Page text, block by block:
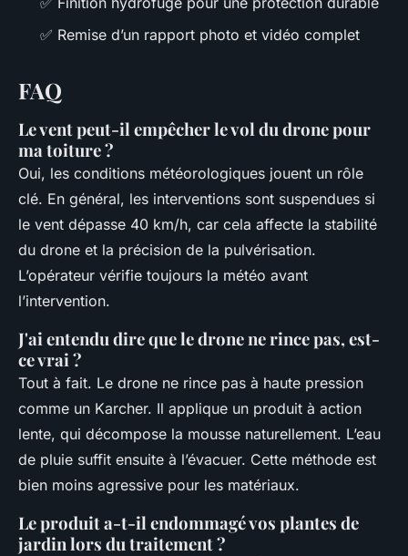
✅ Remise d’un rapport photo et vidéo complet
FAQ
Le vent peut-il empêcher le vol du drone pour
ma toiture ?
Oui, les conditions météorologiques jouent un rôle
clé. En général, les interventions sont suspendues si
le vent dépasse 40 km/h, car cela affecte la stabilité
du drone et la précision de la pulvérisation.
L’opérateur vérifie toujours la météo avant
l’intervention.
J'ai entendu dire que le drone ne rince pas, est-
ce vrai ?
Tout à fait. Le drone ne rince pas à haute pression
comme un Karcher. Il applique un produit à action
lente, qui décompose la mousse naturellement. L’eau
de pluie suffit ensuite à l’évacuer. Cette méthode est
bien moins agressive pour les matériaux.
Le produit a-t-il endommagé vos plantes de
jardin lors du traitement ?